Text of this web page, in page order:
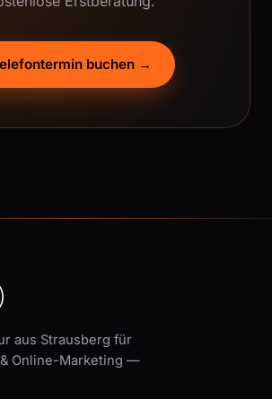
buchen →
aus Strausberg für
& Online-Marketing —